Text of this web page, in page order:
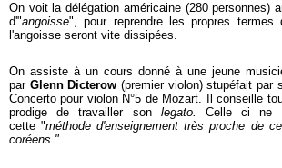
On voit la délégation américaine (280 personnes)
d'"angoisse", pour reprendre les propres termes
l'angoisse seront vite dissipées.
On assiste à un cours donné à une jeune
par Glenn Dicterow (premier violon) stupéfait par
Concerto pour violon N°5 de Mozart. Il conseille
prodige de travailler son legato.
Celle ci ne
cette "méthode d'enseignement très proche de
coréens."